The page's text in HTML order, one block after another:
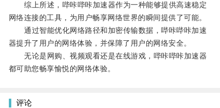
综上所述，哔咔哔咔加速器作为一种能够提供高速稳定
网络连接的工具，为用户畅享网络世界的瞬间提供了可能。
通过智能优化网络路径和加密传输数据，哔咔哔咔加速
器提升了用户的网络体验，并保障了用户的网络安全。
无论是网购、视频观看还是在线游戏，哔咔哔咔加速器
都可助您畅享愉悦的网络体验。
评论